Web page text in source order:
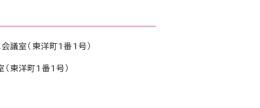
議室（東洋町1番1号）
東洋町1番1号）